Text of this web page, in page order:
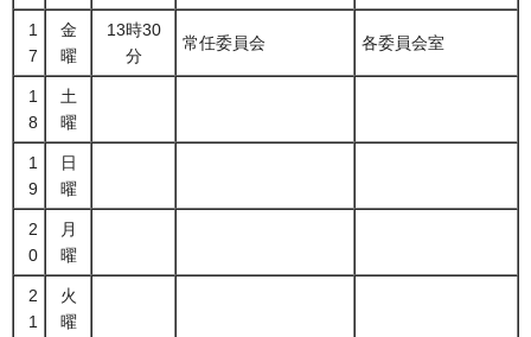
1
7
金
曜
13時30
分
常任委員会 各委員会室
1
8
土
曜
1
9
日
曜
2
0
月
曜
2
1
火
曜